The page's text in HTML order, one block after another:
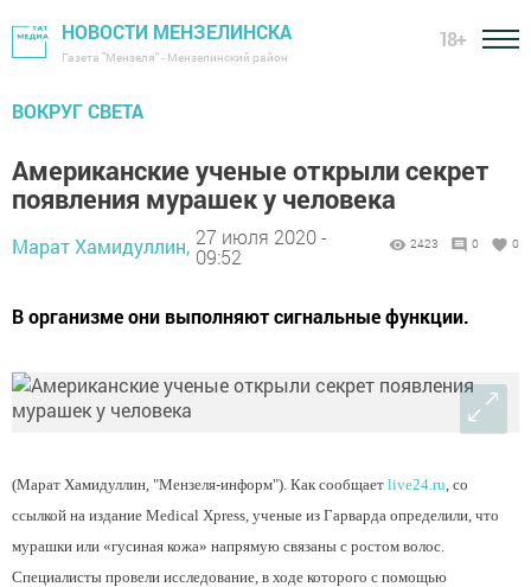
НОВОСТИ МЕНЗЕЛИНСКА
Газета "Мензеля" - Мензелинский район
18+
ВОКРУГ СВЕТА
Американские ученые открыли секрет
появления мурашек у человека
Марат Хамидуллин, 27 июля 2020 -
09:52
2423 0 0
В организме они выполняют сигнальные функции.
(Марат Хамидуллин, "Мензеля-информ"). Как сообщает live24.ru, со
ссылкой на издание Medical Xpress, ученые из Гарварда определили, что
мурашки или «гусиная кожа» напрямую связаны с ростом волос.
Специалисты провели исследование, в ходе которого с помощью